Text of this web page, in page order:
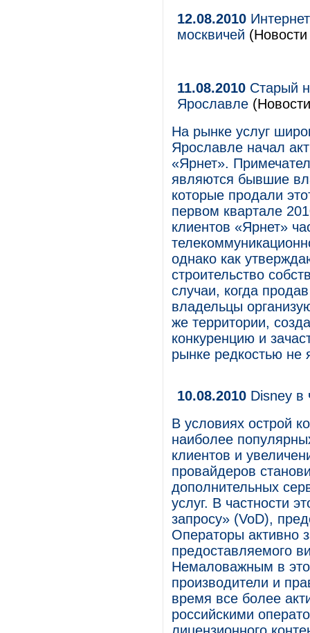
12.08.2010
москвичей (Новости
11.08.2010 Старый
Ярославле
На рынке услуг
Ярославле начал
«Ярнет».
являются бывшие
которые продали
первом квартале
клиентов «Ярнет»
однако как
строительство
случаи, когда
владельцы
же территории,
конкуренцию и
рынке редкостью не
10.08.2010 Disney в
В условиях острой
наиболее
клиентов и
провайдеров
дополнительных
услуг. В частности
запросу» (VoD),
Операторы активно
предоставляемого
Немаловажным в
производители и
время все более
российскими